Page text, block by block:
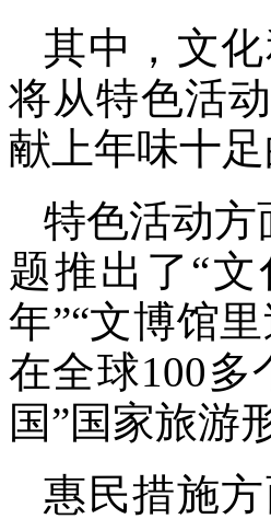
其中，文
将从特色活
献上年味十
特色活动方
题推出了“文
年”“文博馆
在全球100多
国”国家旅游
惠民措施